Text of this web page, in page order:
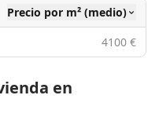
Precio por m² (medio)
4100 €
en